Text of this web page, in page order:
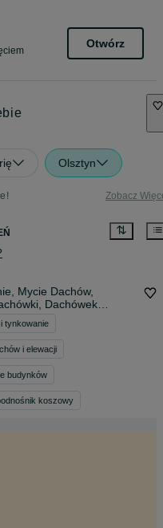
Otwórz
Olsztyn
Zobacz
Mycie Dachów,
Dachówek
, Renowacje,
tynkowanie
i elewacji
budynków
koszowy